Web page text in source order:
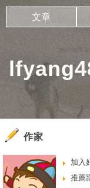
文章
作家
加入
推薦